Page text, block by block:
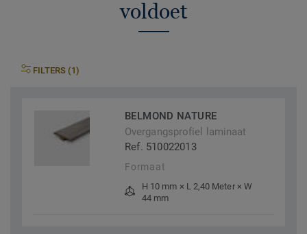
voldoet
FILTERS (1)
BELMOND NATURE
Overgangsprofiel laminaat
Ref. 510022013
Formaat
H 10 mm × L 2,40 Meter × W
44 mm